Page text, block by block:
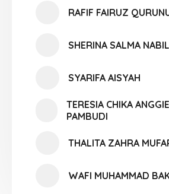
RAFIF FAIRUZ
SHERINA SALMA
SYARIFA AISYAH
TERESIA CHIKA
PAMBUDI
THALITA ZAHRA
WAFI MUHAMMAD